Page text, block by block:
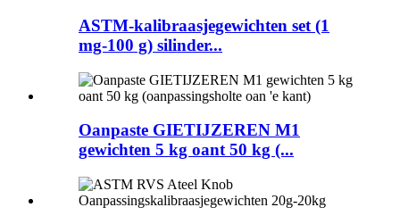
ASTM-kalibraasjegewichten set (1
mg-100 g) silinder...
Oanpaste GIETIJZEREN M1
gewichten 5 kg oant 50 kg (...